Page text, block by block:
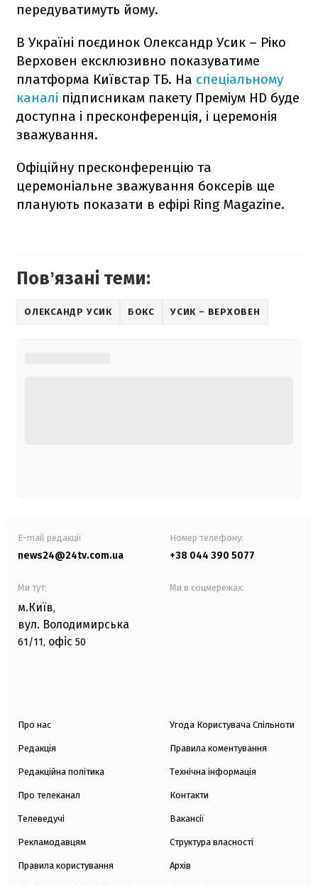
передуватимуть йому.
В Україні поєдинок Олександр Усик – Ріко
Верховен ексклюзивно показуватиме
платформа Київстар ТБ. На спеціальному
каналі підписникам пакету Преміум HD буде
доступна і пресконференція, і церемонія
зважування.
Офіційну пресконференцію та
церемоніальне зважування боксерів ще
планують показати в ефірі Ring Magazine.
Повʼязані теми:
ОЛЕКСАНДР УСИК БОКС УСИК – ВЕРХОВЕН
E-mail редакції
news24@24tv.com.ua
Номер телефону:
+38 044 390 5077
Ми тут:
м.Київ,
вул. Володимирська
61/11, офіс 50
Ми в соцмережах:
Про нас
Редакція
Редакційна політика
Про телеканал
Телеведучі
Рекламодавцям
Правила користування
Угода Користувача Спільноти
Правила коментування
Технічна інформація
Контакти
Вакансії
Структура власності
Архів